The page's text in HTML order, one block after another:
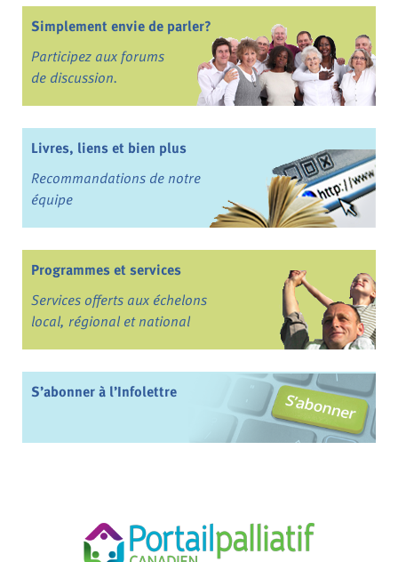
Simplement envie de parler?
Participez aux forums
de discussion.
Livres, liens et bien plus
Recommandations de notre
équipe
Programmes et services
Services offerts aux échelons
local, régional et national
S’abonner à l’Infolettre